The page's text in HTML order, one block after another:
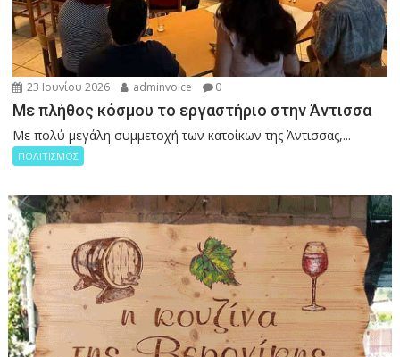
23 Ιουνίου 2026 adminvoice 0
Με πλήθος κόσμου το εργαστήριο στην Άντισσα
Με πολύ μεγάλη συμμετοχή των κατοίκων της Άντισσας,...
ΠΟΛΙΤΙΣΜΟΣ